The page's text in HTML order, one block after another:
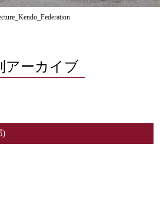
アーカイブ
)